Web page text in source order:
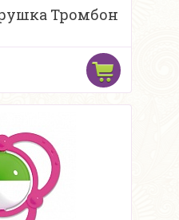
Тромбон